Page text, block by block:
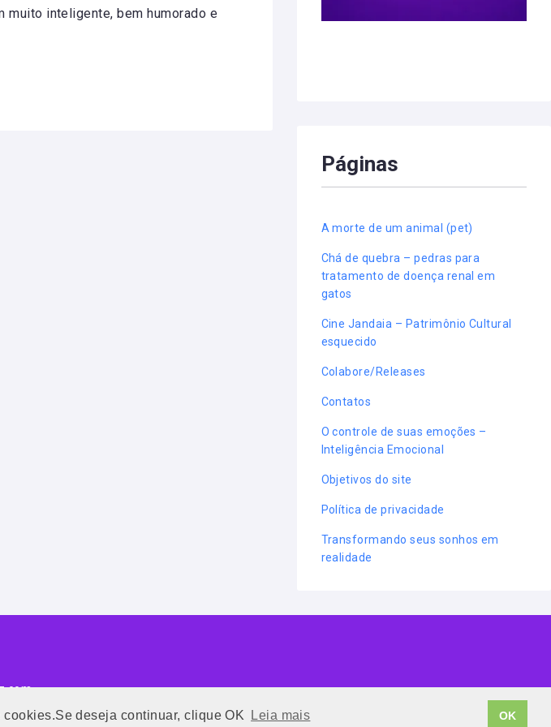
deseja continuar, clique OK Leia mais OK
muito inteligente, bem humorado e
Páginas
A morte de um animal (pet)
Chá de quebra – pedras para
tratamento de doença renal em
gatos
Cine Jandaia – Patrimônio Cultural
esquecido
Colabore/Releases
Contatos
O controle de suas emoções –
Inteligência Emocional
Objetivos do site
Política de privacidade
Transformando seus sonhos em
realidade